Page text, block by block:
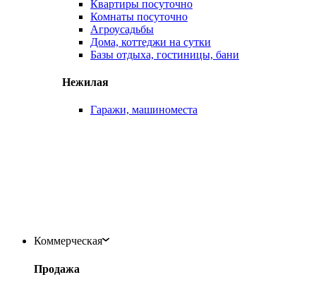
Квартиры посуточно
Комнаты посуточно
Агроусадьбы
Дома, коттеджи на сутки
Базы отдыха, гостиницы, бани
Нежилая
Гаражи, машиноместа
Коммерческая
Продажа